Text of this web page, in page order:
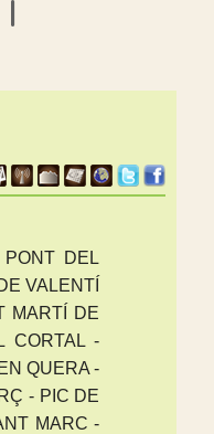
DEL
VALENTÍ
MARTÍ DE
CORTAL -
QUERA -
- PIC DE
MARC -